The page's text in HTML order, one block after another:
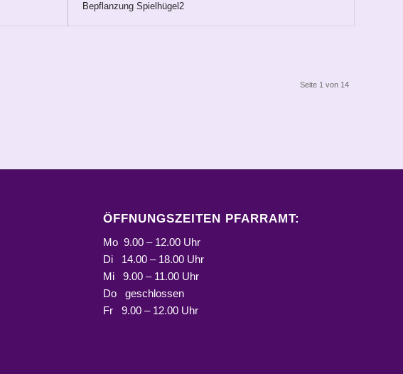
Bepflanzung Spielhügel2
Seite 1 von 14
ÖFFNUNGSZEITEN PFARRAMT:
Mo 9.00 – 12.00 Uhr
Di 14.00 – 18.00 Uhr
Mi 9.00 – 11.00 Uhr
Do geschlossen
Fr 9.00 – 12.00 Uhr